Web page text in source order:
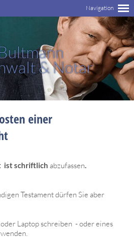
& Notar
einer
ist schriftlich abzufassen.
Testament dürfen Sie aber
Laptop schreiben - oder eines